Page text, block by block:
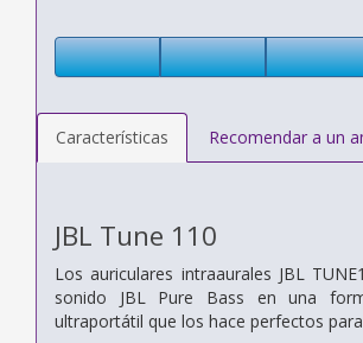
Características Recomendar a un
JBL Tune 110
Los auriculares intraaurales JBL
sonido JBL Pure Bass en una
ultraportátil que los hace perfectos